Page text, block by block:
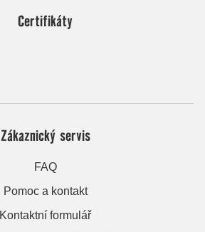
Certifikáty
Zákaznický servis
FAQ
Pomoc a kontakt
Kontaktní formulář